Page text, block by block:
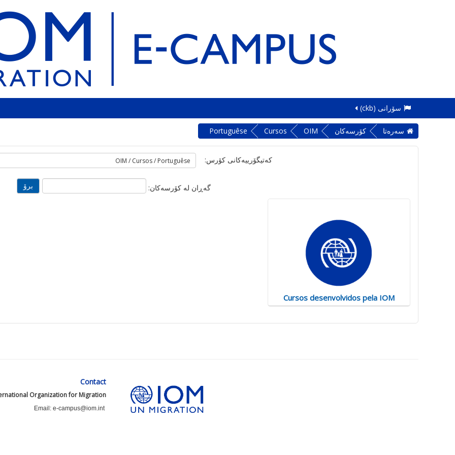
سۆرانی ‎(ckb)‎
سه‌ره‌تا کۆرسەکان OIM
Cursos
Portuguêse
کەتیگۆرییەکانی کۆرس:
گه‌ڕان له‌ کۆرسه‌کان:
Cursos desenvolvidos pela IOM
Contact
Organization for Migration
Email: e-campus@iom.int